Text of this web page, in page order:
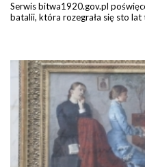
Serwis bitwa1920.gov.pl
batalii, która rozegrała się sto